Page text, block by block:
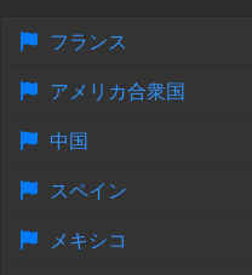
フランス
アメリカ合衆国
中国
スペイン
メキシコ